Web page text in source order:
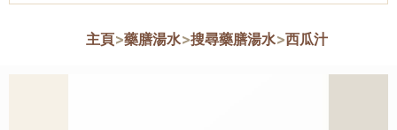
主頁>藥膳湯水>搜尋藥膳湯水>西瓜汁